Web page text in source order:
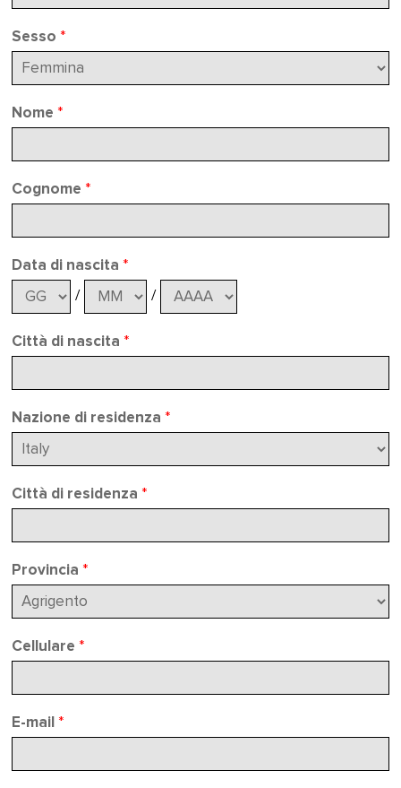
Sesso *
Nome *
Cognome *
Data di nascita *
/ /
Città di nascita *
Nazione di residenza *
Città di residenza *
Provincia *
Cellulare *
E-mail *